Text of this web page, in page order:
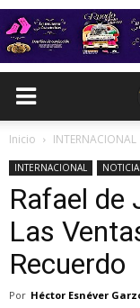
Inicio INTERNACIONAL
INTERNACIONAL
Rafael de
Las
Recuerdo
Por Héctor Esnéver